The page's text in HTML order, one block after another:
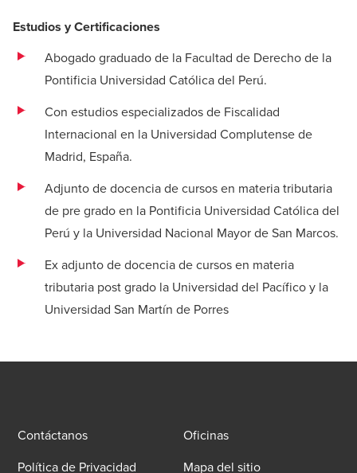
Estudios y Certificaciones
Abogado graduado de la Facultad de Derecho de la
Pontificia Universidad Católica del Perú.
Con estudios especializados de Fiscalidad
Internacional en la Universidad Complutense de
Madrid, España.
Adjunto de docencia de cursos en materia tributaria
de pre grado en la Pontificia Universidad Católica del
Perú y la Universidad Nacional Mayor de San Marcos.
Ex adjunto de docencia de cursos en materia
tributaria post grado la Universidad del Pacífico y la
Universidad San Martín de Porres
Contáctanos
Oficinas
Política de Privacidad
Mapa del sitio